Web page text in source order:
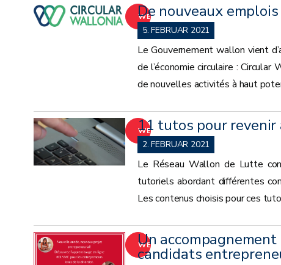
WEITER
De nouveaux
5. FEBRUAR 2021
Le Gouvernement wallon vient
de l’économie circulaire :
de nouvelles activités à haut
WEITER
11 tutos pour revenir
2. FEBRUAR 2021
Le Réseau Wallon de Lutte
tutoriels abordant différentes
Les contenus choisis pour ces
WEITER
Un
candidats